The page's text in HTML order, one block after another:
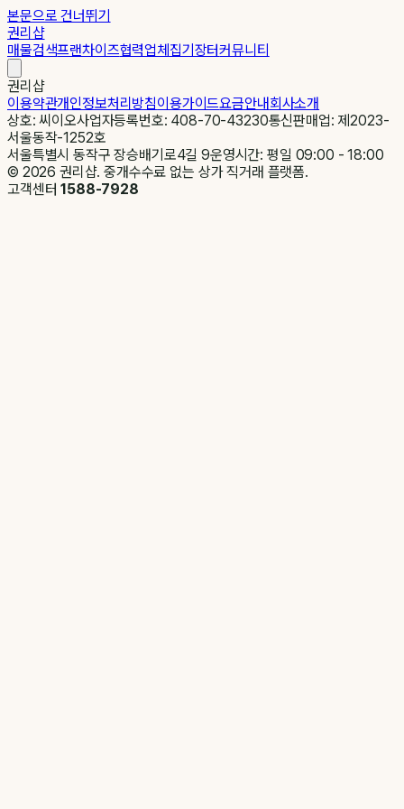
본문으로 건너뛰기
권리샵
매물검색프랜차이즈협력업체집기장터커뮤니티
권리샵
이용약관개인정보처리방침이용가이드요금안내회사소개
상호: 씨이오사업자등록번호: 408-70-43230통신판매업: 제2023-
서울동작-1252호
서울특별시 동작구 장승배기로4길 9운영시간: 평일 09:00 - 18:00
© 2026 권리샵. 중개수수료 없는 상가 직거래 플랫폼.
고객센터1588-7928